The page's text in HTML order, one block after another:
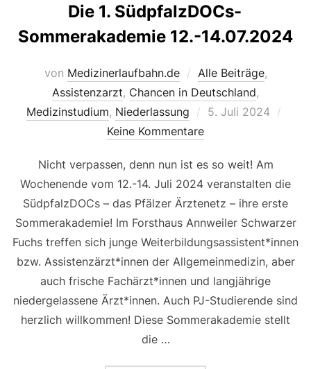
Die 1. SüdpfalzDOCs-
Sommerakademie 12.-14.07.2024
von Medizinerlaufbahn.de Alle Beiträge,
Assistenzarzt, Chancen in Deutschland,
Medizinstudium, Niederlassung
Veröffentlicht
5. Juli 2024
Keine Kommentare
Nicht verpassen, denn nun ist es so weit! Am
Wochenende vom 12.-14. Juli 2024 veranstalten die
SüdpfalzDOCs – das Pfälzer Ärztenetz – ihre erste
Sommerakademie! Im Forsthaus Annweiler Schwarzer
Fuchs treffen sich junge Weiterbildungsassistent*innen
bzw. Assistenzärzt*innen der Allgemeinmedizin, aber
auch frische Fachärzt*innen und langjährige
niedergelassene Ärzt*innen. Auch PJ-Studierende sind
herzlich willkommen! Diese Sommerakademie stellt
die …